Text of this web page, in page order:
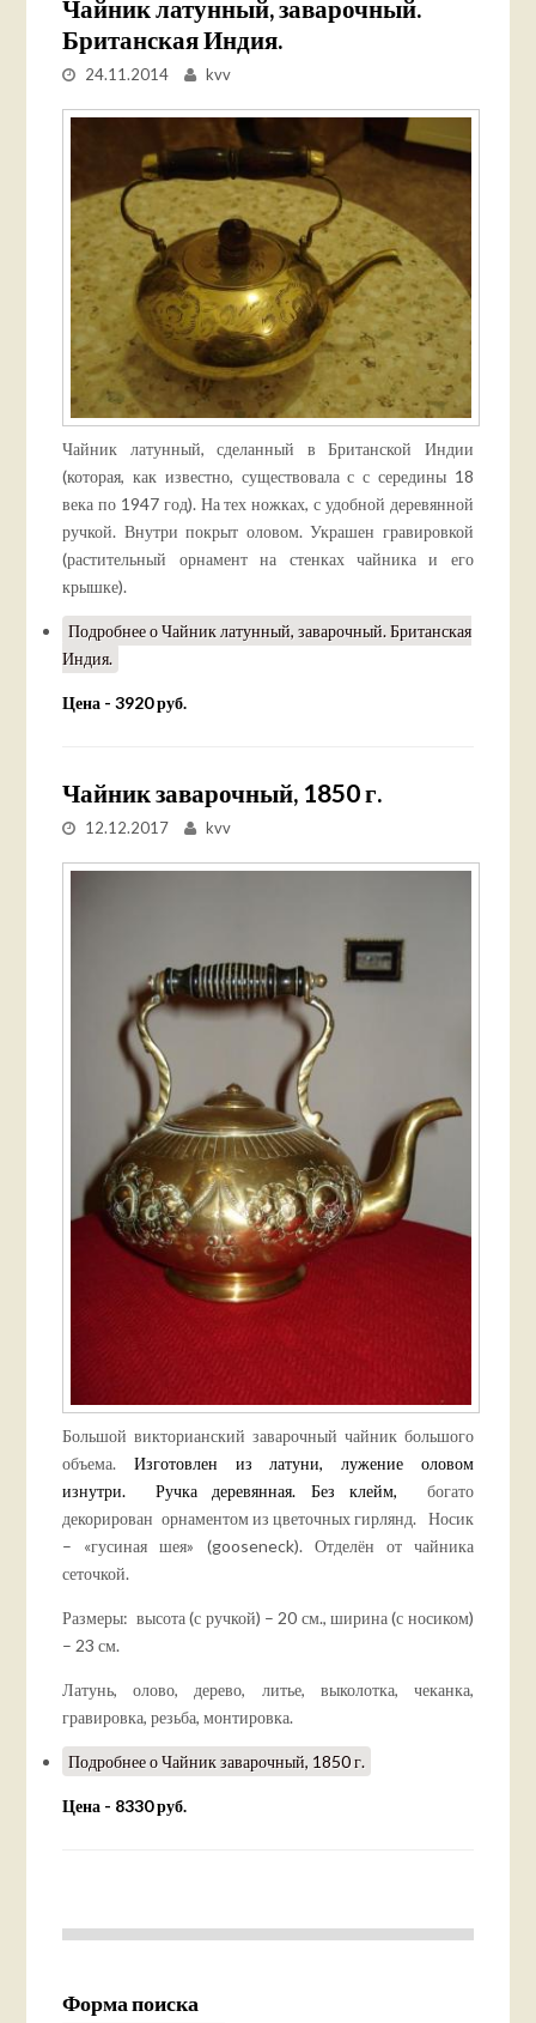
Чайник латунный, заварочный.
Британская Индия.
24.11.2014 kvv
Чайник латунный, сделанный в Британской Индии
(которая, как известно, существовала с с середины 18
века по 1947 год). На тех ножках, с удобной деревянной
ручкой. Внутри покрыт оловом. Украшен гравировкой
(растительный орнамент на стенках чайника и его
крышке).
Подробнеео Чайник латунный, заварочный. Британская
Индия.
Цена - 3920 руб.
Чайник заварочный, 1850 г.
12.12.2017 kvv
Большой викторианский заварочный чайник большого
объема.Изготовлен из латуни, лужение оловом
изнутри. Ручка деревянная. Без клейм,
богато
декорирован орнаментом из цветочных гирлянд. Носик
– «гусиная шея» (gooseneck). Отделён от чайника
сеточкой.
Размеры: высота (с ручкой) – 20 см., ширина (с носиком)
– 23 см.
Латунь, олово, дерево, литье, выколотка, чеканка,
гравировка, резьба, монтировка.
Подробнеео Чайник заварочный, 1850 г.
Цена - 8330 руб.
Форма поиска